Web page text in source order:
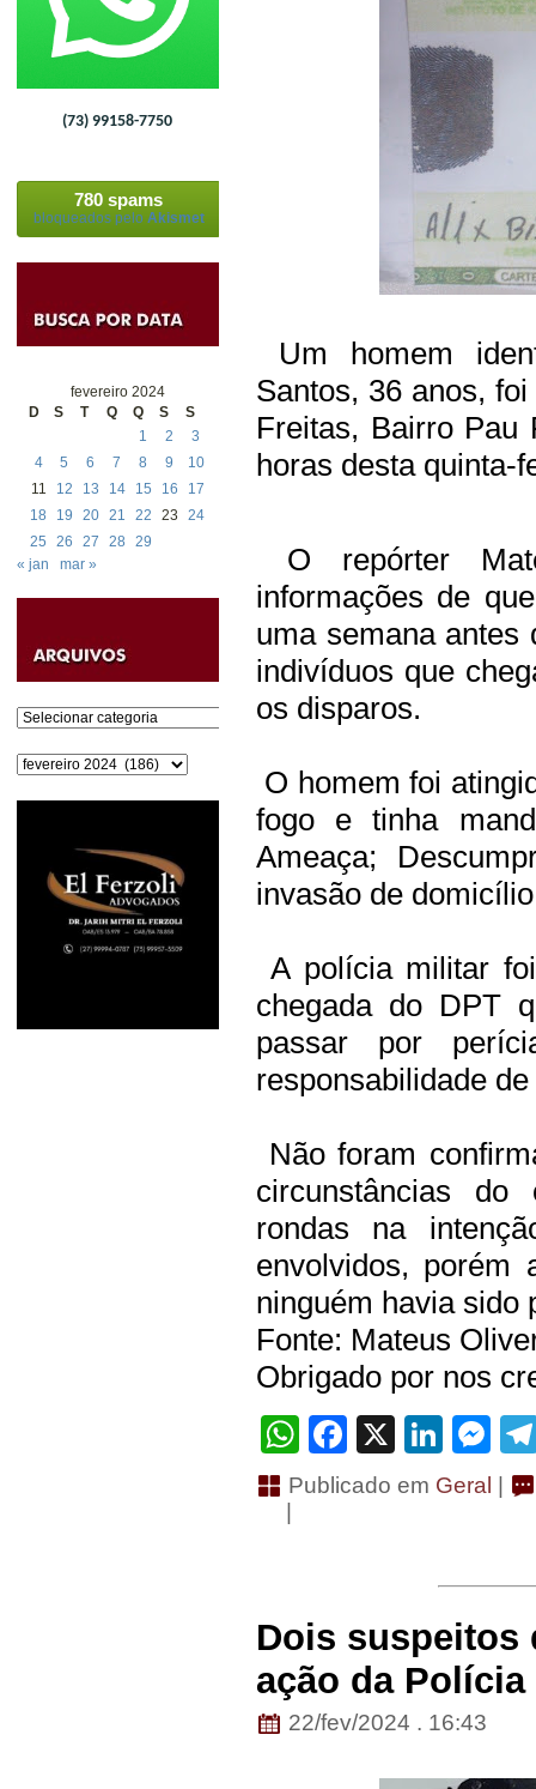
(73) 99158-7750
780 spams
bloqueados pelo Akismet
fevereiro 2024
D
S T Q Q S
S
1
2
3
4
5 6 7 8 9
10
11
12 13 14 15 16
17
18
19 20 21 22 23
24
25
26 27 28
29
« jan
mar »
Categorias
Arquivos
Um homem
Santos, 36 anos,
Freitas, Bairro Pau
horas desta quinta-
O repórter
informações de
uma semana antes
indivíduos que
os disparos.
O homem foi
fogo e tinha
Ameaça;
invasão de
A polícia militar
chegada do DPT
passar por
responsabilidade
Não foram
circunstâncias
rondas na
envolvidos, porém
ninguém havia sido
Fonte: Mateus
Obrigado por nos
WhatsApp
Facebook
X
Publicado em Geral |
Dois suspeitos
ação da
22/fev/2024 . 16:43